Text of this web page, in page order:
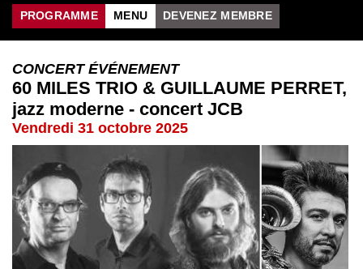
PROGRAMME MENU DEVENEZ MEMBRE
CONCERT ÉVÉNEMENT
60 MILES TRIO & GUILLAUME PERRET,
jazz moderne - concert JCB
Vendredi 31 octobre 2025